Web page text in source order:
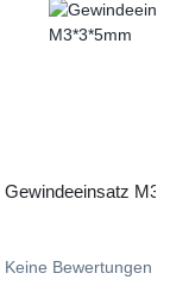
Gewindeeinsatz
Keine Bewertungen